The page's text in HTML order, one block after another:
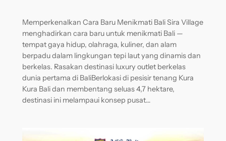
Memperkenalkan Cara Baru Menikmati Bali Sira Village
menghadirkan cara baru untuk menikmati Bali —
tempat gaya hidup, olahraga, kuliner, dan alam
berpadu dalam lingkungan tepi laut yang dinamis dan
berkelas. Rasakan destinasi luxury outlet berkelas
dunia pertama di BaliBerlokasi di pesisir tenang Kura
Kura Bali dan membentang seluas 4,7 hektare,
destinasi ini melampaui konsep pusat…